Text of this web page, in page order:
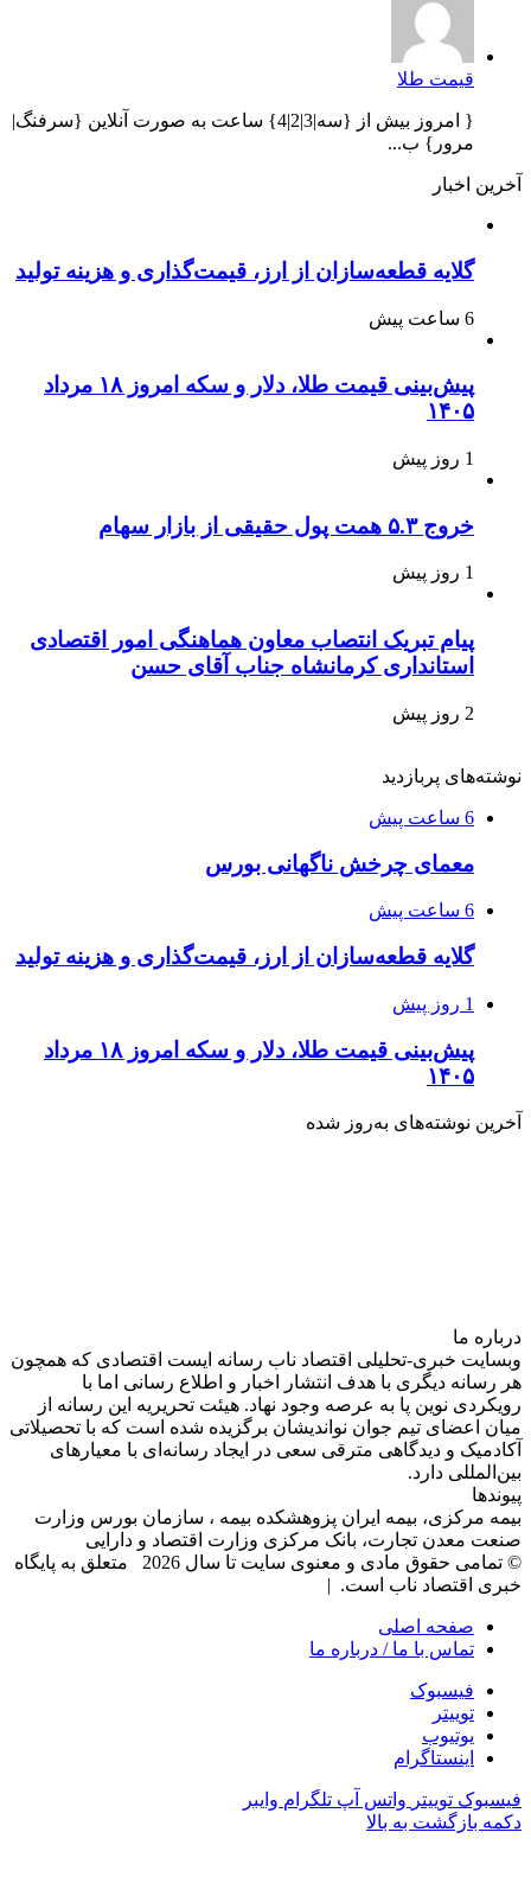
قیمت طلا
{ امروز بیش از {سه|3|2|4} ساعت به صورت آنلاین {سرفنگ|
مرور} ب...
آخرین اخبار
گلایه قطعه‌سازان از ارز، قیمت‌گذاری و هزینه تولید
6 ساعت پیش
پیش‌بینی قیمت طلا، دلار و سکه امروز ۱۸ مرداد
۱۴۰۵
1 روز پیش
خروج ۵.۳ همت پول حقیقی از بازار سهام
1 روز پیش
پیام تبریک انتصاب معاون هماهنگی امور اقتصادی
استانداری کرمانشاه جناب آقای حسن
2 روز پیش
نوشته‌های پربازدید
6 ساعت پیش
معمای چرخش ناگهانی بورس
6 ساعت پیش
گلایه قطعه‌سازان از ارز، قیمت‌گذاری و هزینه تولید
1 روز پیش
پیش‌بینی قیمت طلا، دلار و سکه امروز ۱۸ مرداد
۱۴۰۵
آخرین نوشته‌های‌ به‌روز شده
درباره‌ ما
وبسایت خبری-تحلیلی اقتصاد ناب رسانه‌ ایست اقتصادی که همچون
هر رسانه دیگری با هدف انتشار اخبار و اطلاع رسانی اما با
رویکردی نوین پا به عرصه وجود نهاد. هیئت تحریریه این رسانه از
میان اعضای تیم جوان نواندیشان برگزیده شده است که با تحصیلاتی
آکادمیک و دیدگاهی‌ مترقی سعی در ایجاد رسانه‌ای با معیار‌های
بین‌المللی دارد.
پیوندها
بیمه مرکزی، بیمه ایران پزوهشکده بیمه ، سازمان بورس وزارت
صنعت معدن تجارت، بانک مرکزی وزارت اقتصاد و دارایی
© تمامی حقوق مادی و معنوی سایت تا سال 2026 متعلق به پایگاه
خبری اقتصاد ناب است. |
صفحه اصلی
تماس با ما / درباره ما
فیسبوک
توییتر
یوتیوب
اینستاگرام
فیسبوک توییتر واتس آپ تلگرام وایبر
دکمه بازگشت به بالا